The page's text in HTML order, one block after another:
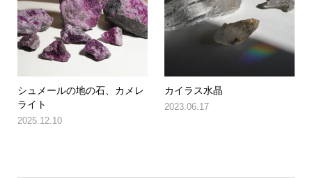
シュメールの地の石、カメレ
ライト
2025.12.10
カイラス水晶
2023.06.17